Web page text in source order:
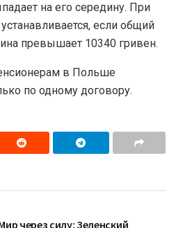
на его середину. При
если общий
превышает 10340 гривен.
в Польше
по одному договору.
через силу: Зеленский